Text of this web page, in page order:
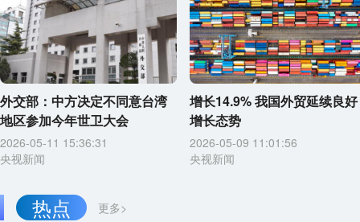
外交部：中方决定不同意台湾
地区参加今年世卫大会
2026-05-11 15:36:31
央视新闻
增长14.9% 我国外贸延续良好
增长态势
2026-05-09 11:01:56
央视新闻
更多>
热点